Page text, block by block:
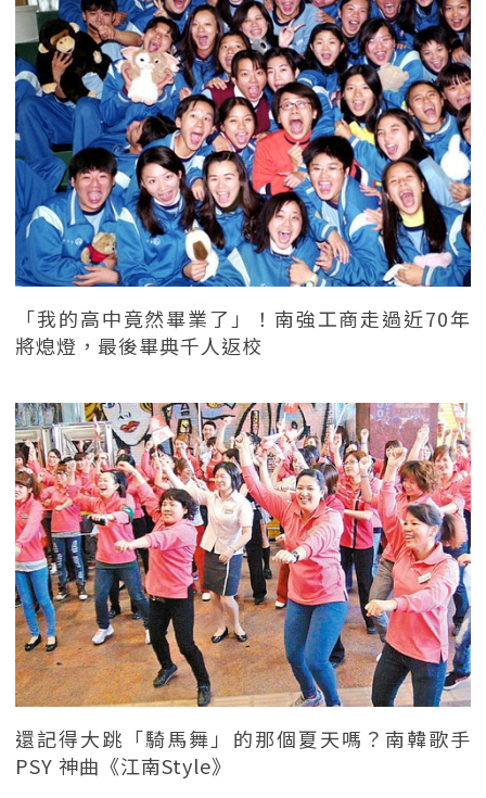
「我的高中竟然畢業了」！南強工商走過近70年
將熄燈，最後畢典千人返校
還記得大跳「騎馬舞」的那個夏天嗎？南韓歌手
PSY 神曲《江南Style》